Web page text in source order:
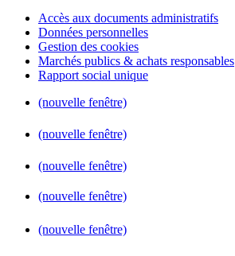
Accès aux documents administratifs
Données personnelles
Gestion des cookies
Marchés publics & achats responsables
Rapport social unique
(nouvelle fenêtre)
(nouvelle fenêtre)
(nouvelle fenêtre)
(nouvelle fenêtre)
(nouvelle fenêtre)